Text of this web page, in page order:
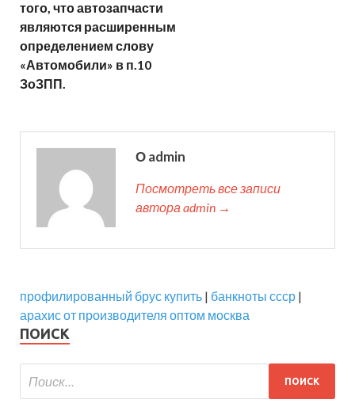
того, что автозапчасти
являются расширенным
определением слову
«Автомобили» в п.10
ЗоЗПП.
О admin
Посмотреть все записи
автора admin →
профилированный брус купить | банкноты ссср |
арахис от производителя оптом москва
ПОИСК